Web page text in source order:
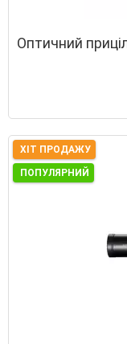
Оптичний
ХІТ ПРОДАЖУ
ПОПУЛЯРНИЙ